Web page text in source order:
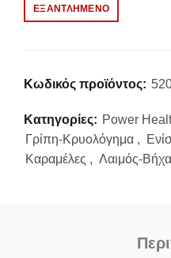
ΕΞΑΝΤΛΗΜΈΝΟ
Κωδικός προϊόντος:
Κατηγορίες: Power
Γρίπη-Κρυολόγημα ,
Καραμέλες , Λαιμός-